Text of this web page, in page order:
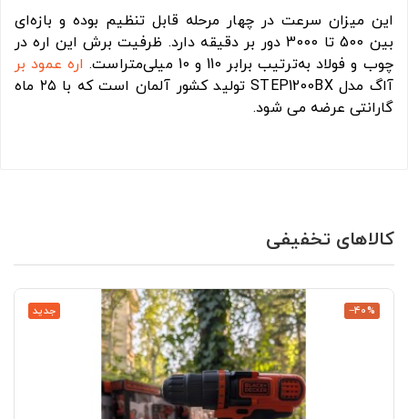
این میزان سرعت در چهار مرحله قابل تنظیم بوده و بازه‌ای
بین 500 تا 3000 دور بر دقیقه دارد. ظرفیت برش این اره در
چوب و فولاد به‌ترتیب برابر 110 و 10 میلی‌متراست.
اره عمود بر
آاگ مدل STEP1200BX تولید کشور آلمان است که با ۲۵ ماه
گارانتی عرضه می شود.
کالاهای تخفیفی
جدید ‎−40%